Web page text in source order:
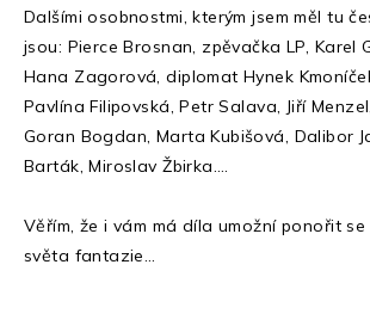
Dalšími osobnostmi, kterým jsem měl tu
jsou: Pierce Brosnan, zpěvačka LP, Karel
Hana Zagorová, diplomat Hynek
Pavlína Filipovská, Petr Salava, Jiří
Goran Bogdan, Marta Kubišová, Dalibor
Barták, Miroslav Žbirka….
Věřím, že i vám má díla umožní ponořit
světa fantazie…